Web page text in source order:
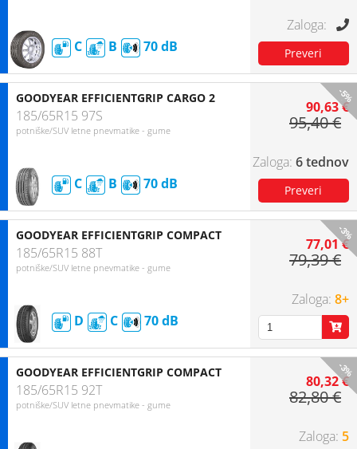
C B 70
-5%
GOODYEAR EFFICIENTGRIP CARGO 2
185/65R15 97S
potniške/SUV letne pnevmatike - gume
C B 70
90,63 €
95,40 €
6 tednov
-3%
GOODYEAR EFFICIENTGRIP COMPACT
185/65R15 88T
potniške/SUV letne pnevmatike - gume
D C 70
77,01 €
79,39 €
8+
-3%
GOODYEAR EFFICIENTGRIP COMPACT
185/65R15 92T
potniške/SUV letne pnevmatike - gume
80,32 €
82,80 €
5